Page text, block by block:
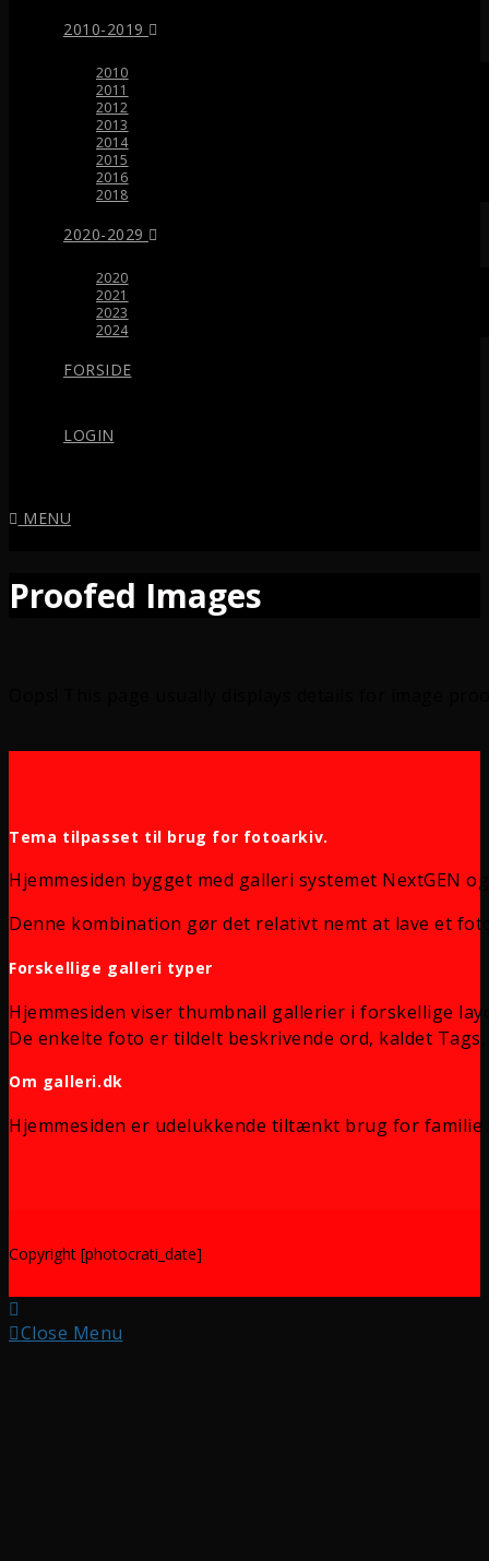
2010-2019
2010
2011
2012
2013
2014
2015
2016
2018
2020-2029
2020
2021
2023
2024
FORSIDE
LOGIN
MENU
Proofed Images
Tema tilpasset til brug for fotoarkiv.
Hjemmesiden bygget med galleri systemet NextGEN
Denne kombination gør det relativt nemt at lave et
Forskellige galleri typer
Hjemmesiden viser thumbnail gallerier i forskellige
De enkelte foto er tildelt beskrivende ord, kaldet
Om galleri.dk
Hjemmesiden er udelukkende tiltænkt brug for
Copyright [photocrati_date]
Close Menu